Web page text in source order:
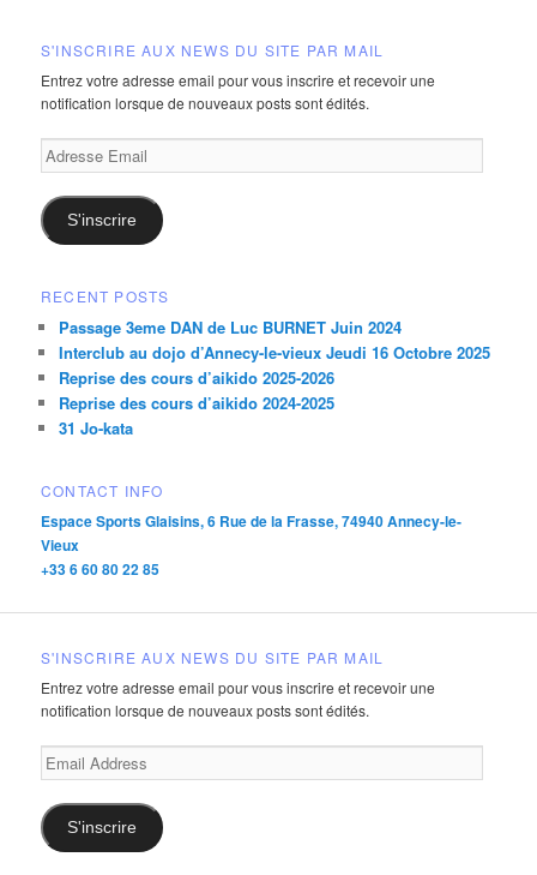
S'INSCRIRE AUX NEWS DU SITE PAR MAIL
Entrez votre adresse email pour vous inscrire et recevoir une
notification lorsque de nouveaux posts sont édités.
Adresse
Email
S'inscrire
RECENT POSTS
Passage 3eme DAN de Luc BURNET Juin 2024
Interclub au dojo d’Annecy-le-vieux Jeudi 16 Octobre 2025
Reprise des cours d’aikido 2025-2026
Reprise des cours d’aikido 2024-2025
31 Jo-kata
CONTACT INFO
Espace Sports Glaisins, 6 Rue de la Frasse, 74940 Annecy-le-
Vieux
+33 6 60 80 22 85
S'INSCRIRE AUX NEWS DU SITE PAR MAIL
Entrez votre adresse email pour vous inscrire et recevoir une
notification lorsque de nouveaux posts sont édités.
Email
Address
S'inscrire